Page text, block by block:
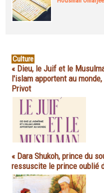
Culture
« Dieu, le Juif et le
l'islam apportent au
Privot
« Dara Shukoh, prince du
ressuscite le prince oublié